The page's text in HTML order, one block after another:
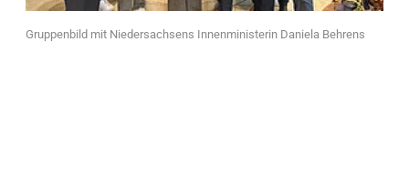
Gruppenbild mit Niedersachsens Innenministerin Daniela Behrens